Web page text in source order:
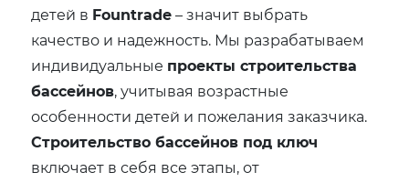
детей в Fountrade– значит выбрать
качество и надежность. Мы разрабатываем
индивидуальные проекты строительства
бассейнов, учитывая возрастные
особенности детей и пожелания заказчика.
Строительство бассейнов под ключ
включает в себя все этапы, от